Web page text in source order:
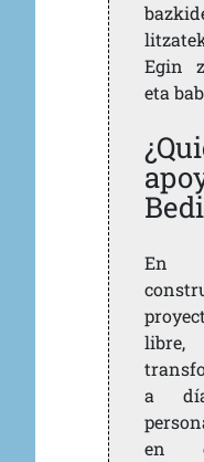
Egin
eta
En
libre,
a
en